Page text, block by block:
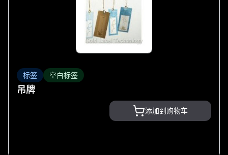
标签 空白标签
吊牌
添加到购物车